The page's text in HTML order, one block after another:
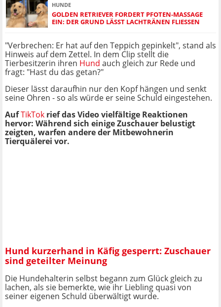
HUNDE
GOLDEN RETRIEVER FORDERT PFOTEN-MASSAGE
EIN: DER GRUND LÄSST LACHTRÄNEN FLIESSEN
"Verbrechen: Er hat auf den Teppich gepinkelt", stand als
Hinweis auf dem Zettel. In dem Clip stellt die
Tierbesitzerin ihren Hund auch gleich zur Rede und
fragt: "Hast du das getan?"
Dieser lässt daraufhin nur den Kopf hängen und senkt
seine Ohren - so als würde er seine Schuld eingestehen.
AufTikTok rief das Video vielfältige Reaktionen
hervor: Während sich einige Zuschauer belustigt
zeigten, warfen andere der Mitbewohnerin
Tierquälerei vor.
Hund kurzerhand in Käfig gesperrt: Zuschauer
sind geteilter Meinung
Die Hundehalterin selbst begann zum Glück gleich zu
lachen, als sie bemerkte, wie ihr Liebling quasi von
seiner eigenen Schuld überwältigt wurde.